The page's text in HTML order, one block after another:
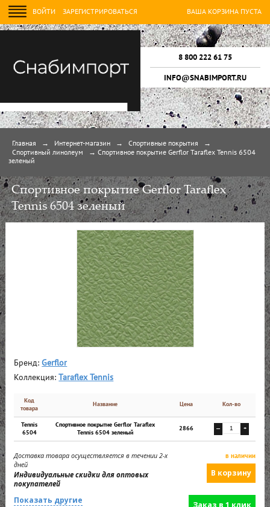
ВОЙТИ ЗАРЕГИСТРИРОВАТЬСЯ ВАША КОРЗИНА ПУСТА
8 800 222 61 75
INFO@SNABIMPORT.RU
Главная → Интернет-магазин → Спортивные покрытия
→
Спортивный линолеум
→ Спортивное покрытие Gerflor Taraflex Tennis 6504
зеленый
Спортивное покрытие Gerflor Taraflex
Tennis 6504 зеленый
Бренд:Gerflor
Коллекция:
Taraflex Tennis
Код
товара
Название Цена Кол-во
Tennis
6504
Спортивное покрытие Gerflor Taraflex
Tennis 6504 зеленый
2866 — +
Доставка товара осуществляется в течении 2-х
дней
Индивидуальные скидки для оптовых
покупателей
в наличии
Показать другие
Заказ в 1 клик